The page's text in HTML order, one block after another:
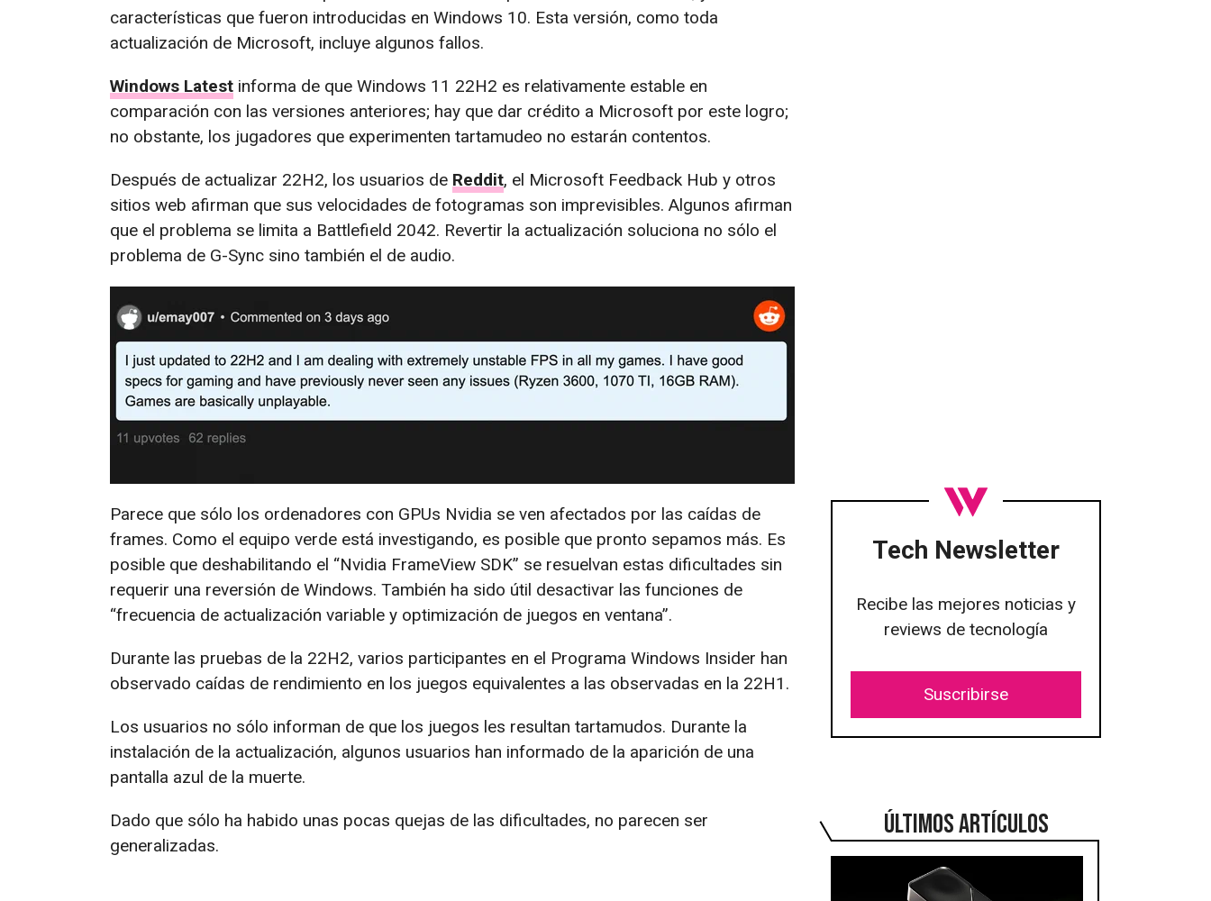
Tech Newsletter
Recibe las mejores noticias y
reviews de tecnología
Suscribirse
ÚLTIMOS ARTÍCULOS
características que fueron introducidas en Windows 10. Esta versión, como toda
actualización de Microsoft, incluye algunos fallos.
Windows Latest informa de que Windows 11 22H2 es relativamente estable en
comparación con las versiones anteriores; hay que dar crédito a Microsoft por este logro;
no obstante, los jugadores que experimenten tartamudeo no estarán contentos.
Después de actualizar 22H2, los usuarios de Reddit, el Microsoft Feedback Hub y otros
sitios web afirman que sus velocidades de fotogramas son imprevisibles. Algunos afirman
que el problema se limita a Battlefield 2042. Revertir la actualización soluciona no sólo el
problema de G-Sync sino también el de audio.
Parece que sólo los ordenadores con GPUs Nvidia se ven afectados por las caídas de
frames. Como el equipo verde está investigando, es posible que pronto sepamos más. Es
posible que deshabilitando el “Nvidia FrameView SDK” se resuelvan estas dificultades sin
requerir una reversión de Windows. También ha sido útil desactivar las funciones de
“frecuencia de actualización variable y optimización de juegos en ventana”.
Durante las pruebas de la 22H2, varios participantes en el Programa Windows Insider han
observado caídas de rendimiento en los juegos equivalentes a las observadas en la 22H1.
Los usuarios no sólo informan de que los juegos les resultan tartamudos. Durante la
instalación de la actualización, algunos usuarios han informado de la aparición de una
pantalla azul de la muerte.
Dado que sólo ha habido unas pocas quejas de las dificultades, no parecen ser
generalizadas.